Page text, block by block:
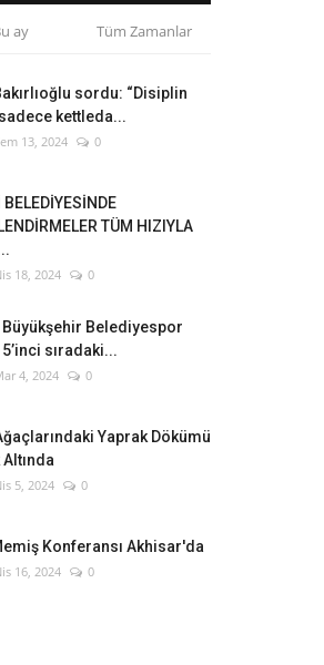
ay Tüm Zamanlar
sordu: “Disiplin
kettleda...
13, 2024 0
TÜM HIZIYLA
18, 2024 0
Büyükşehir Belediyespor
sıradaki...
4, 2024 0
Yaprak Dökümü
5, 2024 0
Konferansı Akhisar'da
16, 2024 0